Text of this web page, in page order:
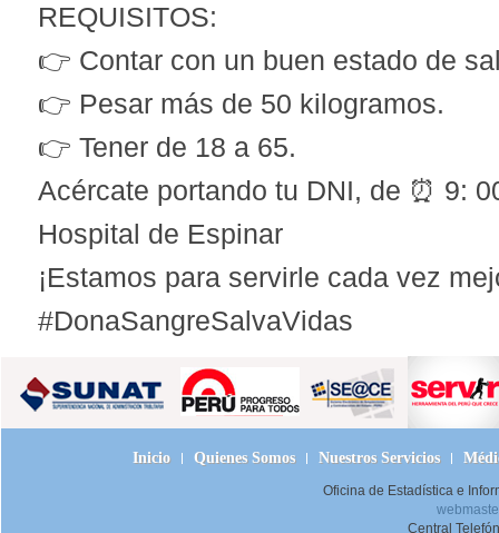
REQUISITOS:
👉 Contar con un buen estado de
👉 Pesar más de 50 kilogramos.
👉 Tener de 18 a 65.
Acércate portando tu DNI, de ⏰ 9:
Hospital de Espinar
¡Estamos para servirle cada vez
#DonaSangreSalvaVidas
Inicio Quienes Somos Nuestros Servicios
Oficina de Estadística e
Central